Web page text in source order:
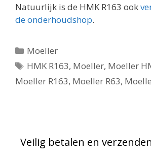
Natuurlijk is de HMK R163 ook
de onderhoudshop.
Categorieën
Moeller
Tags
HMK R163, Moeller, Moeller
Moeller R163, Moeller R63,
Veilig betalen en verzenden